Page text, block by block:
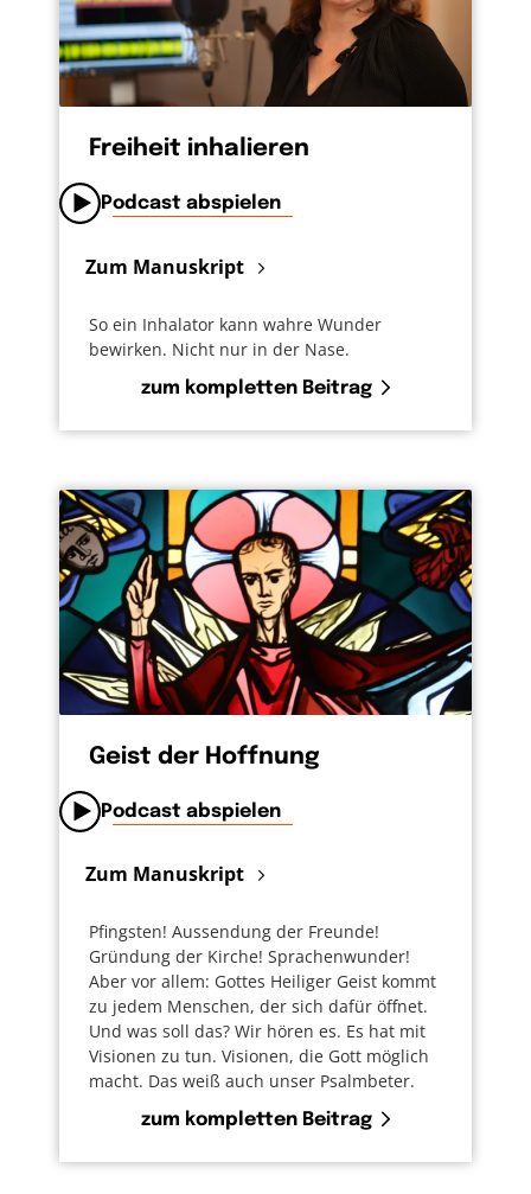
Freiheit inhalieren
Podcast abspielen
Zum Manuskript
So ein Inhalator kann wahre Wunder
bewirken. Nicht nur in der Nase.
zum kompletten Beitrag
Geist der Hoffnung
Podcast abspielen
Zum Manuskript
Pfingsten! Aussendung der Freunde!
Gründung der Kirche! Sprachenwunder!
Aber vor allem: Gottes Heiliger Geist kommt
zu jedem Menschen, der sich dafür öffnet.
Und was soll das? Wir hören es. Es hat mit
Visionen zu tun. Visionen, die Gott möglich
macht. Das weiß auch unser Psalmbeter.
zum kompletten Beitrag